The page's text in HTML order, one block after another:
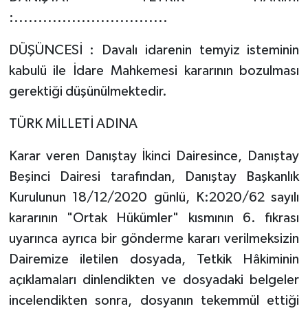
:................................
DÜŞÜNCESİ : Davalı idarenin temyiz isteminin
kabulü ile İdare Mahkemesi kararının bozulması
gerektiği düşünülmektedir.
TÜRK MİLLETİ ADINA
Karar veren Danıştay İkinci Dairesince, Danıştay
Beşinci Dairesi tarafından, Danıştay Başkanlık
Kurulunun 18/12/2020 günlü, K:2020/62 sayılı
kararının "Ortak Hükümler" kısmının 6. fıkrası
uyarınca ayrıca bir gönderme kararı verilmeksizin
Dairemize iletilen dosyada, Tetkik Hâkiminin
açıklamaları dinlendikten ve dosyadaki belgeler
incelendikten sonra, dosyanın tekemmül ettiği